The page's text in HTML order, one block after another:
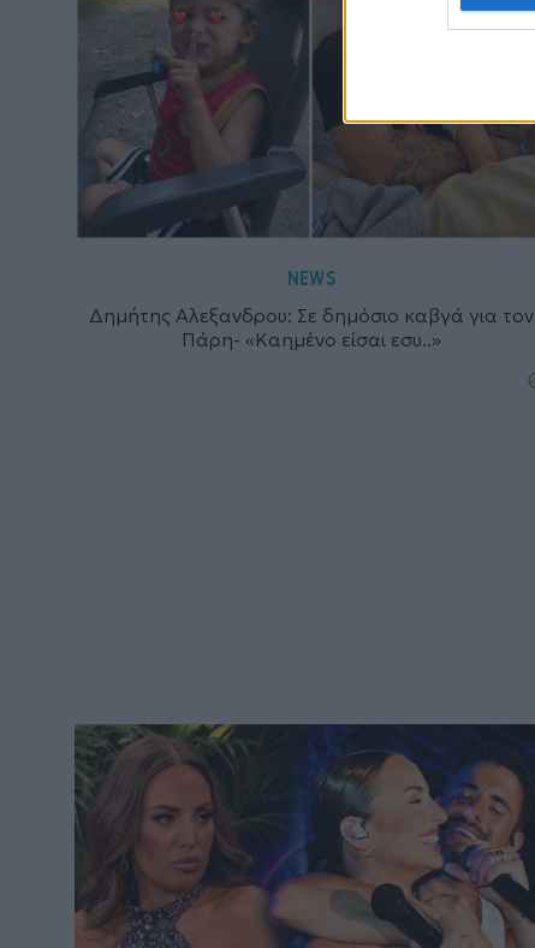
NEWS
Δημήτης Αλεξανδρου: Σε δημόσιο καβγά για τον
Πάρη- «Καημένο είσαι εσυ..»